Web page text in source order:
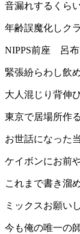
音漏れするくら
年齢誤魔化しク
NIPPS前座 呂布
緊張紛らわし飲
大人混じり背伸
東京で居場所作
お世話になった
ケイボンにお前
これまで書き溜
ミックスお願い
今も俺の唯一の